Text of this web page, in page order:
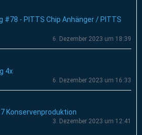
#78 - PITTS Chip Anhänger / PITTS
6. Dezember 2023 um 18:39
4x
6. Dezember 2023 um 16:33
Konservenproduktion
3. Dezember 2023 um 12:41